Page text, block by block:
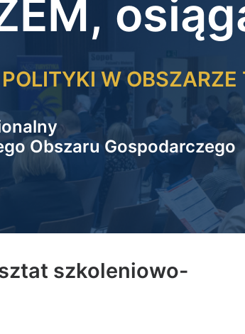
W OBSZARZE
Obszaru Gospodarczego
szkoleniowo-